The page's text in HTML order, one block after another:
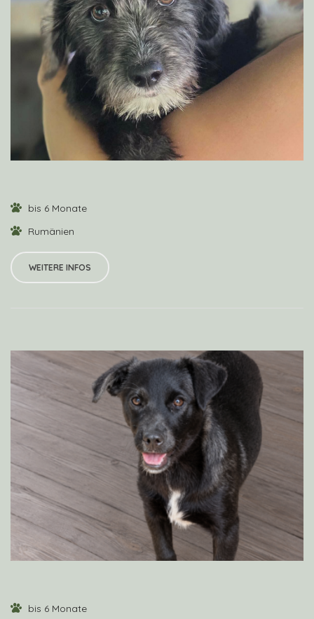
VIEW PROFILE
bis 6 Monate
Rumänien
WEITERE INFOS
VIEW PROFILE
bis 6 Monate